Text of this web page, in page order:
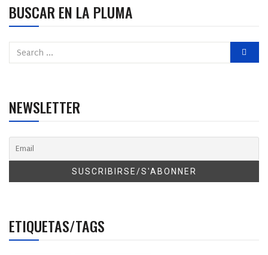
BUSCAR EN LA PLUMA
NEWSLETTER
ETIQUETAS/TAGS